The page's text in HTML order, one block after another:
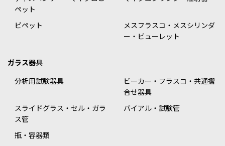
ペット
ピペット
メスフラスコ・メスシリンダ
ー・ビューレット
ガラス器具
分析用試験器具
ビーカー・フラスコ・共通摺
合せ器具
スライドグラス・セル・ガラ
ス管
バイアル・試験管
瓶・容器類